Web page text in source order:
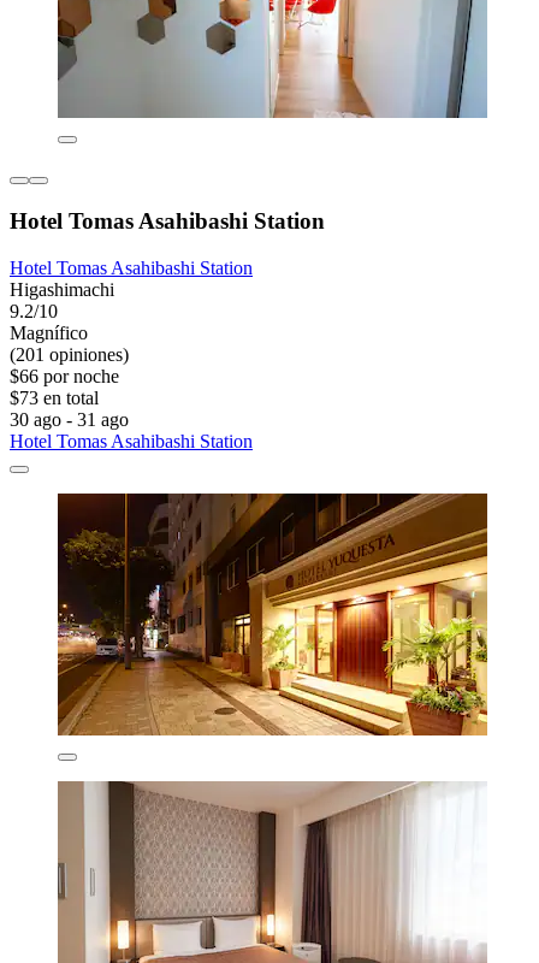
Hotel Tomas Asahibashi Station
Hotel Tomas Asahibashi Station
Higashimachi
9.2/10
Magnífico
(201 opiniones)
$66 por noche
$73 en total
30 ago - 31 ago
Hotel Tomas Asahibashi Station